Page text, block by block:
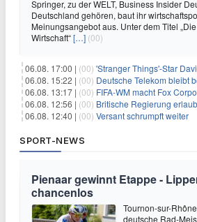
Springer, zu der WELT, Business Insider
Deutschland gehören, baut ihr
Meinungsangebot aus. Unter dem Titel
Wirtschaft“[…] (00)
06.08. 17:00 | (00) 'Stranger Things'-Star David Harbour kehrt für
06.08. 15:22 | (00) Deutsche Telekom bleibt bei
06.08. 13:17 | (00) FIFA-WM macht Fox
06.08. 12:56 | (00) Britische Regierung erlaubt
06.08. 12:40 | (00) Versant schrumpft weiter
SPORT-NEWS
Pienaar gewinnt Etappe -
chancenlos
Tournon-sur-
deutsche Rad-